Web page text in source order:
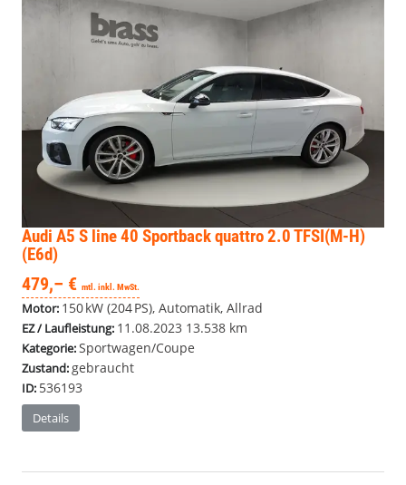
Audi A5 S line 40 Sportback quattro 2.0 TFSI(M-H)
(E6d)
479,– € mtl. inkl. MwSt.
Motor: 150 kW (204 PS), Automatik, Allrad
EZ / Laufleistung: 11.08.2023 13.538 km
Kategorie:Sportwagen/Coupe
Zustand:gebraucht
ID: 536193
Details